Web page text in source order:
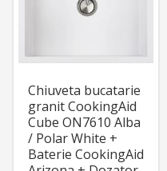
Chiuveta bucatarie
granit CookingAid
Cube ON7610 Alba
/ Polar White +
Baterie CookingAid